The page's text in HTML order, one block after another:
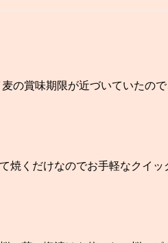
の賞味期限が近づいていたの
焼くだけなのでお手軽なクイ